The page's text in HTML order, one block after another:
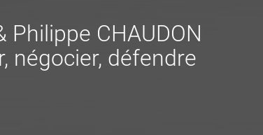
Philippe CHAUDON
négocier, défendre